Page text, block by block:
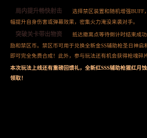
局内提升畅快射击
选择禁区装置和随机增强BUFF
幅提升自身伤害或弹幕效果，密集火力淹没来袭对手。
突破关卡带出物资
抵达撤离点等待倒计时结束成
励和禁区币。禁区币可用于兑换全新金SS辅助枪圣日神启
即可完全免费合成！此外，参与玩法还有机会获得枪魂碎
本次玩法上线还有重磅回馈礼，全新红SSS辅助枪猩红月
领取！